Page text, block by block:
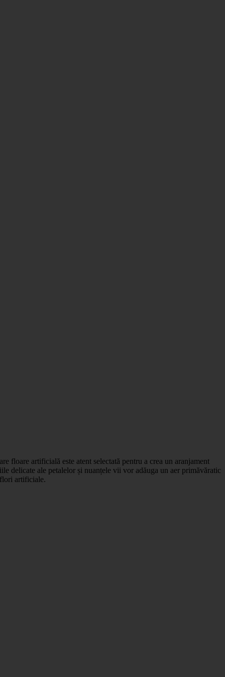
floare artificială este atent selectată pentru a crea un aranjament
delicate ale petalelor și nuanțele vii vor adăuga un aer primăvăratic
artificiale.